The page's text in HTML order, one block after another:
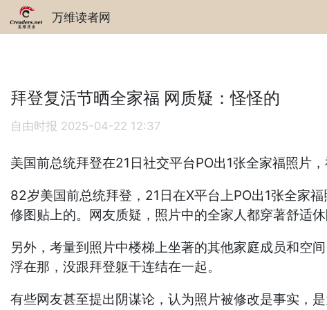
万维读者网
拜登复活节晒全家福 网质疑：怪怪的
自由时报 2025-04-22 12:37
美国前总统拜登在21日社交平台PO出1张全家福照片
82岁美国前总统拜登，21日在X平台上PO出1张全家
修图贴上的。网友质疑，照片中的全家人都穿著舒适
另外，考量到照片中楼梯上坐著的其他家庭成员和空
浮在那，没跟拜登躯干连结在一起。
有些网友甚至提出阴谋论，认为照片被修改是事实，